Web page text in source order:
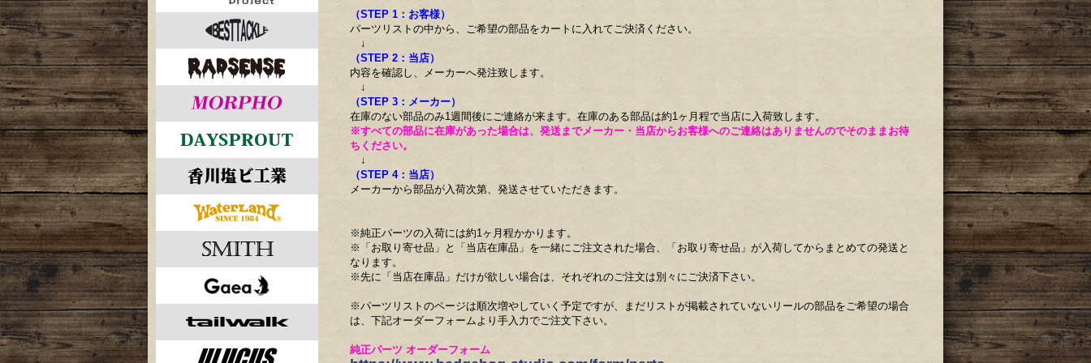
（STEP 1：お客様）
パーツリストの中から、ご希望の部品をカートに入れてご決済ください。
↓
（STEP 2：当店）
内容を確認し、メーカーへ発注致します。
↓
（STEP 3：メーカー）
在庫のない部品のみ1週間後にご連絡が来ます。在庫のある部品は約1ヶ月程で当店に入荷致します。
※すべての部品に在庫があった場合は、発送までメーカー・当店からお客様へのご連絡はありませんのでそのままお待
ちください。
↓
（STEP 4：当店）
メーカーから部品が入荷次第、発送させていただきます。
※純正パーツの入荷には約1ヶ月程かかります。
※「お取り寄せ品」と「当店在庫品」を一緒にご注文された場合、「お取り寄せ品」が入荷してからまとめての発送と
なります。
※先に「当店在庫品」だけが欲しい場合は、それぞれのご注文は別々にご決済下さい。
※パーツリストのページは順次増やしていく予定ですが、まだリストが掲載されていないリールの部品をご希望の場合
は、下記オーダーフォームより手入力でご注文下さい。
純正パーツ オーダーフォーム